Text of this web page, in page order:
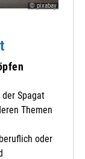
© pixabay
Spagat
Themen
oder